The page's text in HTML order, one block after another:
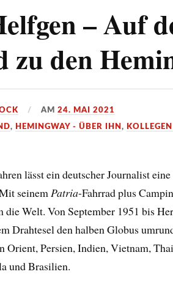
– Auf
zu den
AM24. MAI 2021
, HEMINGWAY - ÜBER IHN,
lässt ein deutscher Journalist
seinemPatria-Fahrrad plus
die Welt. Von September 1951 bis
Drahtesel den halben Globus
Orient, Persien, Indien, Vietnam,
und Brasilien.